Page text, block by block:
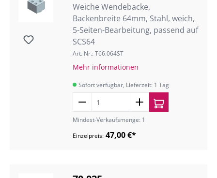
Weiche Wendebacke,
Backenbreite 64mm, Stahl, weich,
5-Seiten-Bearbeitung, passend auf
SCS64
Art. Nr.: T66.064ST
Mehr informationen
Sofort verfügbar, Lieferzeit: 1 Tag
Mindest-Verkaufsmenge: 1
Einzelpreis: 47,00 €*